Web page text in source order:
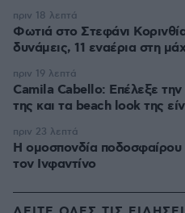
Φωτιά στο Στεφάνι
δυνάμεις, 11 εναέρια στη
πριν 18 λεπτά
Camila Cabello: Επέλεξε την
της και τα beach look της
πριν 19 λεπτά
Η ομοσπονδία ποδοσφαίρου
τον Ινφαντίνο
πριν 23 λεπτά